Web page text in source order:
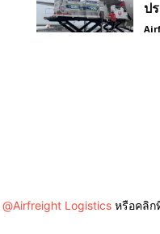
ป
@Airfreight Logistics หรือคลิก